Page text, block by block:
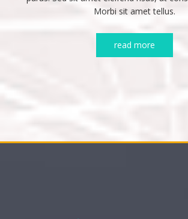
Morbi sit amet tellus.
read more